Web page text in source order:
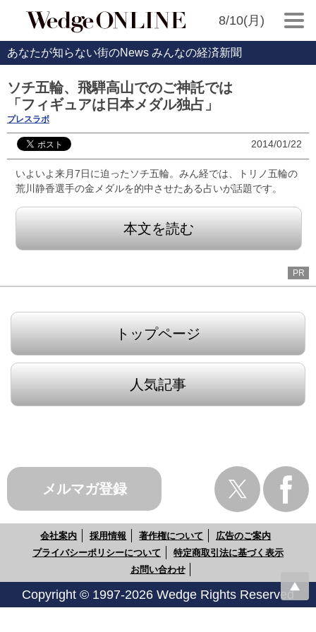
8/10(月)
あなたが知らない街のNews みんなの経済新聞
ソチ五輪、飛騨高山でのご神託では
「フィギュアは日本メダル独占」
プレスラボ
2014/01/22
いよいよ来月7日に迫ったソチ五輪。みん経では、トリノ五輪の
荒川静香選手の金メダルを的中させたある占いが話題です。
本文を読む
PR
トップページ
人気記事
メルマガ登録
会社案内 採用情報 著作権について
広告のご案内
プライバシーポリシーについて
特定商取引法に基づく表示
お問い合わせ
Copyright © 1997-2026 Wedge Rights Reserved